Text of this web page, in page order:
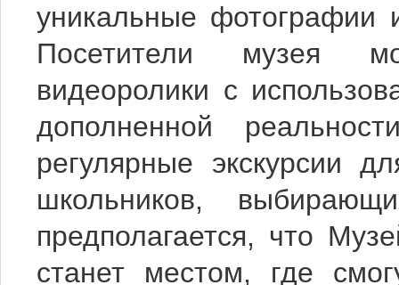
уникальные фотографии
Посетители музея
видеоролики с
дополненной
регулярные экскурсии
школьников,
предполагается, что
станет местом, где